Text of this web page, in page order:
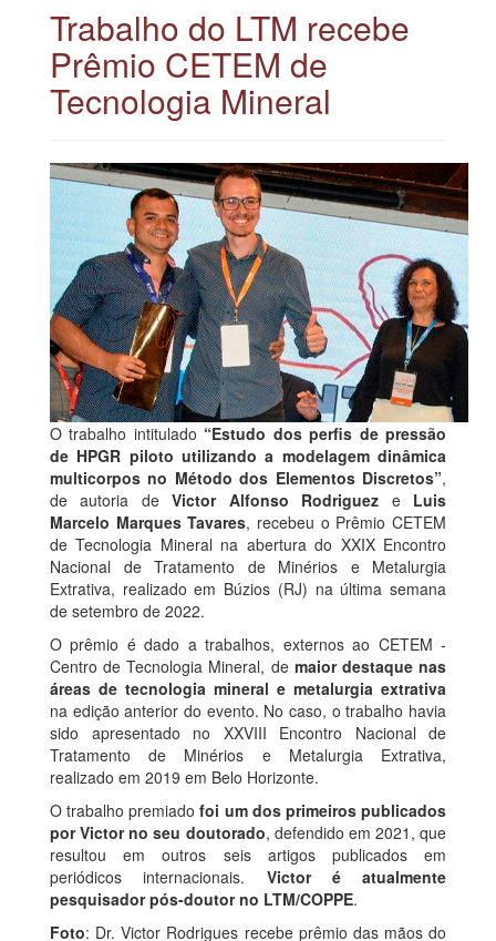
Trabalho do LTM recebe
Prêmio CETEM de
Tecnologia Mineral
O trabalho intitulado “Estudo dos perfis de pressão
de HPGR piloto utilizando a modelagem dinâmica
multicorpos no Método dos Elementos Discretos”,
de autoria deVictor Alfonso Rodriguez eLuis
Marcelo Marques Tavares, recebeu o Prêmio CETEM
de Tecnologia Mineral na abertura do XXIX Encontro
Nacional de Tratamento de Minérios e Metalurgia
Extrativa, realizado em Búzios (RJ) na última semana
de setembro de 2022.
O prêmio é dado a trabalhos, externos ao CETEM -
Centro de Tecnologia Mineral, de maior destaque nas
áreas de tecnologia mineral e metalurgia extrativa
na edição anterior do evento. No caso, o trabalho havia
sido apresentado no XXVIII Encontro Nacional de
Tratamento de Minérios e Metalurgia Extrativa,
realizado em 2019 em Belo Horizonte.
O trabalho premiadofoi um dos primeiros publicados
por Victor no seu doutorado, defendido em 2021, que
resultou em outros seis artigos publicados em
periódicos internacionais. Victor é atualmente
pesquisador pós-doutor no LTM/COPPE.
Foto: Dr. Victor Rodrigues recebe prêmio das mãos do